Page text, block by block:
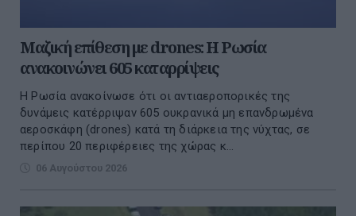
Μαζική επίθεση με drones: Η Ρωσία
ανακοινώνει 605 καταρρίψεις
Η Ρωσία ανακοίνωσε ότι οι αντιαεροπορικές της
δυνάμεις κατέρριψαν 605 ουκρανικά μη επανδρωμένα
αεροσκάφη (drones) κατά τη διάρκεια της νύχτας, σε
περίπου 20 περιφέρειες της χώρας κ...
06 Αυγούστου 2026